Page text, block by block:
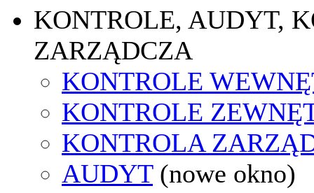
KONTROLE, AUDYT,
ZARZĄDCZA
KONTROLE
KONTROLE
KONTROLA
AUDYT (nowe okno)